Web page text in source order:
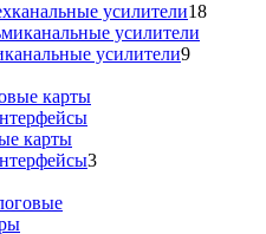
усилители18
усилители9
карты
3